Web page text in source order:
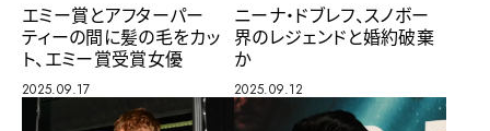
エミー賞とアフターパー
ティーの間に髪の毛をカッ
ト、エミー賞受賞女優
2025.09.17
ニーナ・ドブレフ、スノボー
界のレジェンドと婚約破棄
か
2025.09.12